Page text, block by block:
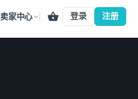
卖家中心 登录 注册